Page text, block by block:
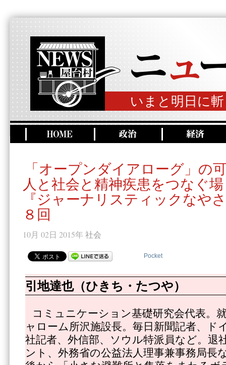
いまと明日に
「オープンダイアローグ」の
人と社会と精神疾患をつなぐ
『ジャーナリスティックなや
８回
10月 02日 2015年 社会
Pocket
引地達也（ひきち・たつや）
コミュニケーション基礎研究会代表。
ャローム所沢施設長。毎日新聞記者、ド
社記者、外信部、ソウル特派員など。退
ント、外務省の公益法人理事兼事務局長